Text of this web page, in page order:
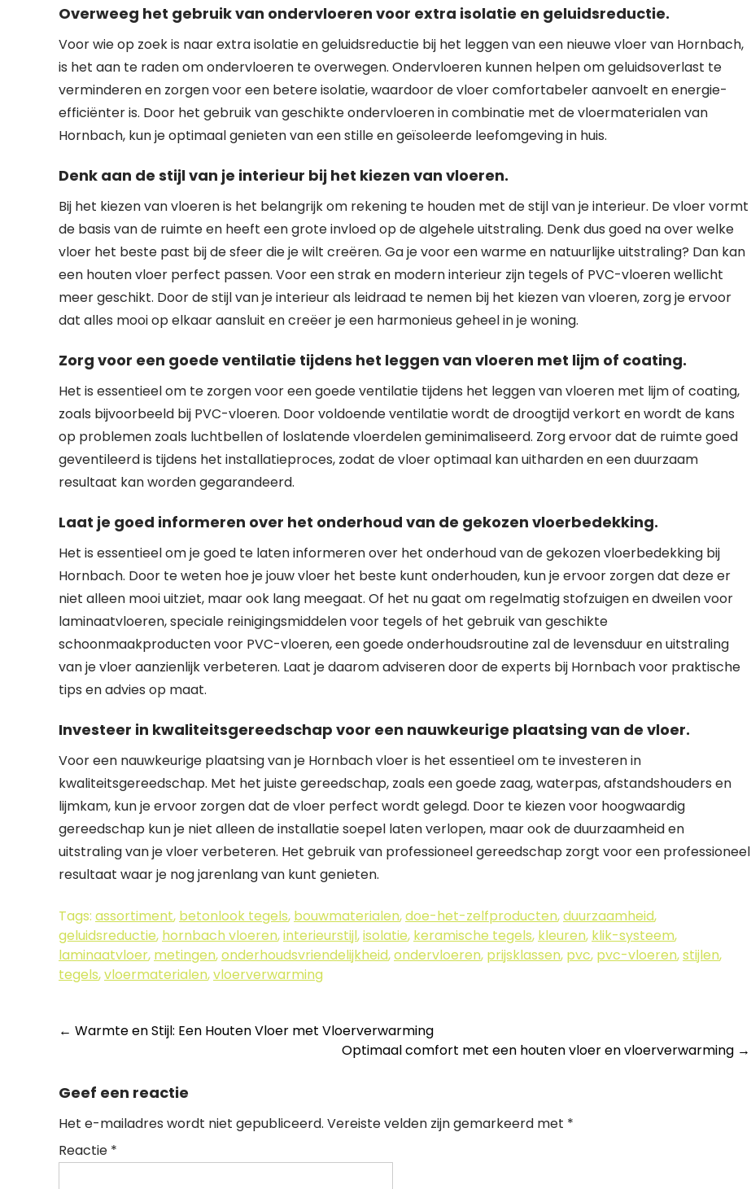
Overweeg het gebruik van ondervloeren voor extra isolatie en geluidsreductie.
Voor wie op zoek is naar extra isolatie en geluidsreductie bij het leggen van een nieuwe vloer van Hornbach,
is het aan te raden om ondervloeren te overwegen. Ondervloeren kunnen helpen om geluidsoverlast te
verminderen en zorgen voor een betere isolatie, waardoor de vloer comfortabeler aanvoelt en energie-
efficiënter is. Door het gebruik van geschikte ondervloeren in combinatie met de vloermaterialen van
Hornbach, kun je optimaal genieten van een stille en geïsoleerde leefomgeving in huis.
Denk aan de stijl van je interieur bij het kiezen van vloeren.
Bij het kiezen van vloeren is het belangrijk om rekening te houden met de stijl van je interieur. De vloer vormt
de basis van de ruimte en heeft een grote invloed op de algehele uitstraling. Denk dus goed na over welke
vloer het beste past bij de sfeer die je wilt creëren. Ga je voor een warme en natuurlijke uitstraling? Dan kan
een houten vloer perfect passen. Voor een strak en modern interieur zijn tegels of PVC-vloeren wellicht
meer geschikt. Door de stijl van je interieur als leidraad te nemen bij het kiezen van vloeren, zorg je ervoor
dat alles mooi op elkaar aansluit en creëer je een harmonieus geheel in je woning.
Zorg voor een goede ventilatie tijdens het leggen van vloeren met lijm of coating.
Het is essentieel om te zorgen voor een goede ventilatie tijdens het leggen van vloeren met lijm of coating,
zoals bijvoorbeeld bij PVC-vloeren. Door voldoende ventilatie wordt de droogtijd verkort en wordt de kans
op problemen zoals luchtbellen of loslatende vloerdelen geminimaliseerd. Zorg ervoor dat de ruimte goed
geventileerd is tijdens het installatieproces, zodat de vloer optimaal kan uitharden en een duurzaam
resultaat kan worden gegarandeerd.
Laat je goed informeren over het onderhoud van de gekozen vloerbedekking.
Het is essentieel om je goed te laten informeren over het onderhoud van de gekozen vloerbedekking bij
Hornbach. Door te weten hoe je jouw vloer het beste kunt onderhouden, kun je ervoor zorgen dat deze er
niet alleen mooi uitziet, maar ook lang meegaat. Of het nu gaat om regelmatig stofzuigen en dweilen voor
laminaatvloeren, speciale reinigingsmiddelen voor tegels of het gebruik van geschikte
schoonmaakproducten voor PVC-vloeren, een goede onderhoudsroutine zal de levensduur en uitstraling
van je vloer aanzienlijk verbeteren. Laat je daarom adviseren door de experts bij Hornbach voor praktische
tips en advies op maat.
Investeer in kwaliteitsgereedschap voor een nauwkeurige plaatsing van de vloer.
Voor een nauwkeurige plaatsing van je Hornbach vloer is het essentieel om te investeren in
kwaliteitsgereedschap. Met het juiste gereedschap, zoals een goede zaag, waterpas, afstandshouders en
lijmkam, kun je ervoor zorgen dat de vloer perfect wordt gelegd. Door te kiezen voor hoogwaardig
gereedschap kun je niet alleen de installatie soepel laten verlopen, maar ook de duurzaamheid en
uitstraling van je vloer verbeteren. Het gebruik van professioneel gereedschap zorgt voor een professioneel
resultaat waar je nog jarenlang van kunt genieten.
Tags: assortiment, betonlook tegels, bouwmaterialen,doe-het-zelfproducten,duurzaamheid,
geluidsreductie, hornbach vloeren,interieurstijl,isolatie, keramische tegels, kleuren, klik-systeem,
laminaatvloer, metingen,onderhoudsvriendelijkheid,ondervloeren, prijsklassen, pvc, pvc-vloeren,stijlen,
tegels,vloermaterialen,vloerverwarming
Berichtnavigatie
← Warmte en Stijl: Een Houten Vloer met Vloerverwarming
Optimaal comfort met een houten vloer en vloerverwarming →
Geef een reactie
Het e-mailadres wordt niet gepubliceerd. Vereiste velden zijn gemarkeerd met *
Reactie *